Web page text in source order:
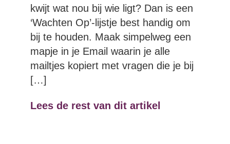
kwijt wat nou bij wie ligt? Dan is een
‘Wachten Op’-lijstje best handig om
bij te houden. Maak simpelweg een
mapje in je Email waarin je alle
mailtjes kopiert met vragen die je bij
[…]
Lees de rest van dit artikel